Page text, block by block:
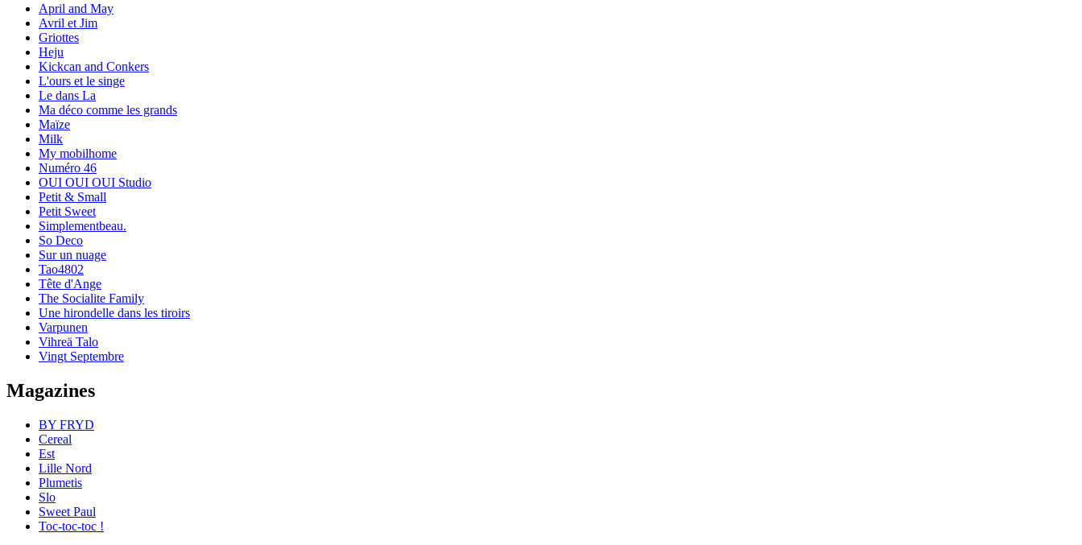
April and May
Avril et Jim
Griottes
Heju
Kickcan and Conkers
L'ours et le singe
Le dans La
Ma déco comme les grands
Maïze
Milk
My mobilhome
Numéro 46
OUI OUI OUI Studio
Petit & Small
Petit Sweet
Simplementbeau.
So Deco
Sur un nuage
Tao4802
Tête d'Ange
The Socialite Family
Une hirondelle dans les tiroirs
Varpunen
Vihreä Talo
Vingt Septembre
Magazines
BY FRYD
Cereal
Est
Lille Nord
Plumetis
Slo
Sweet Paul
Toc-toc-toc !